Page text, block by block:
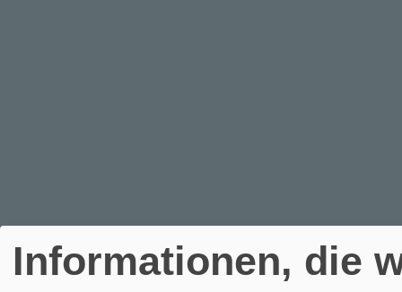
Informationen, die